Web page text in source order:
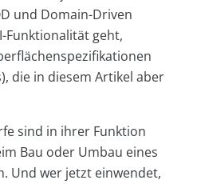
und Domain-Driven
Funktionalität geht,
die in diesem Artikel aber
sind in ihrer Funktion
Bau oder Umbau eines
Und wer jetzt einwendet,